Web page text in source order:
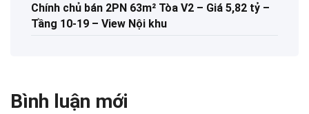
Chính chủ bán 2PN 63m² Tòa V2 – Giá 5,82 tỷ –
Tầng 10-19 – View Nội khu
Bình luận mới